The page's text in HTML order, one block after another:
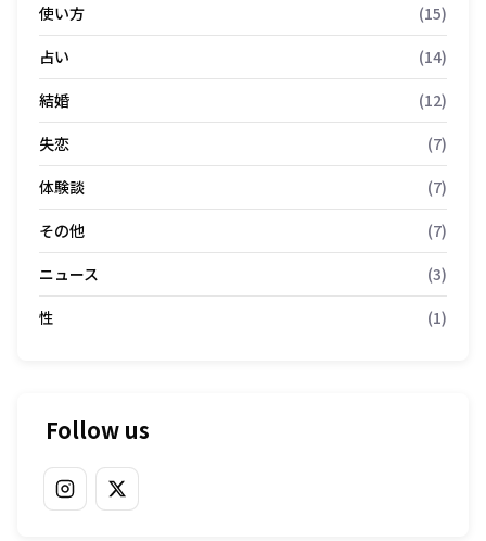
使い方
(15)
占い
(14)
結婚
(12)
失恋
(7)
体験談
(7)
その他
(7)
ニュース
(3)
性
(1)
Follow us